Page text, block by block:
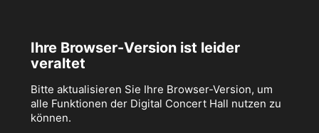
Ihre Browser-Version ist leider
veraltet
Bitte aktualisieren Sie Ihre Browser-Version, um
alle Funktionen der Digital Concert Hall nutzen zu
können.